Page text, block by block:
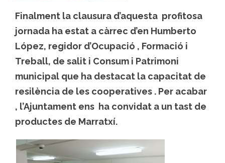
Finalment la clausura d’aquesta profitosa
jornada ha estat a càrrec d’en Humberto
López, regidor d’Ocupació , Formació i
Treball, de salit i Consum i Patrimoni
municipal que ha destacat la capacitat de
resilència de les cooperatives . Per acabar
, l’Ajuntament ens ha convidat a un tast de
productes de Marratxí.